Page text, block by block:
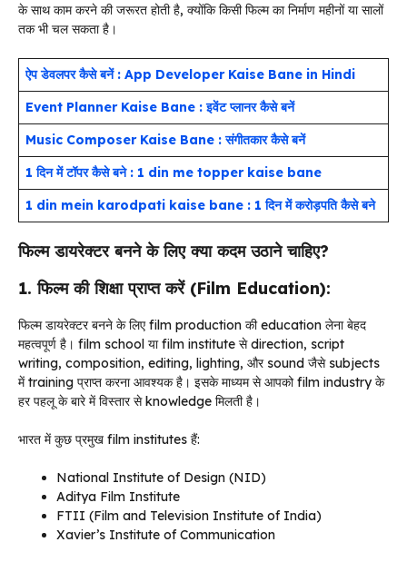
के साथ काम करने की जरूरत होती है, क्योंकि किसी फिल्म का निर्माण महीनों या सालों
तक भी चल सकता है।
ऐप डेवलपर कैसे बनें : App Developer Kaise Bane in Hindi
Event Planner Kaise Bane : इवेंट प्लानर कैसे बनें
Music Composer Kaise Bane : संगीतकार कैसे बनें
1 दिन में टॉपर कैसे बने : 1 din me topper kaise bane
1 din mein karodpati kaise bane : 1 दिन में करोड़पति कैसे बने
फिल्म डायरेक्टर बनने के लिए क्या कदम उठाने चाहिए?
1. फिल्म की शिक्षा प्राप्त करें (Film Education):
फिल्म डायरेक्टर बनने के लिए film production की education लेना बेहद
महत्वपूर्ण है। film school या film institute से direction, script
writing, composition, editing, lighting, और sound जैसे subjects
में training प्राप्त करना आवश्यक है। इसके माध्यम से आपको film industry के
हर पहलू के बारे में विस्तार से knowledge मिलती है।
भारत में कुछ प्रमुख film institutes हैं:
National Institute of Design (NID)
Aditya Film Institute
FTII (Film and Television Institute of India)
Xavier’s Institute of Communication